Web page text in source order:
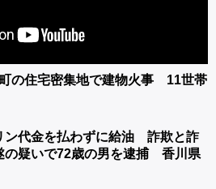
町の住宅密集地で建物火事 11世帯
ン代金を払わずに給油 詐欺と詐
の疑いで72歳の男を逮捕 香川県